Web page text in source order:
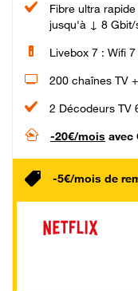
Fibre ultra rapide
jusqu'à ↓ 8
Livebox 7 : Wifi
200 chaînes TV +
2 Décodeurs TV
-20€/mois avec
-5€/mois de